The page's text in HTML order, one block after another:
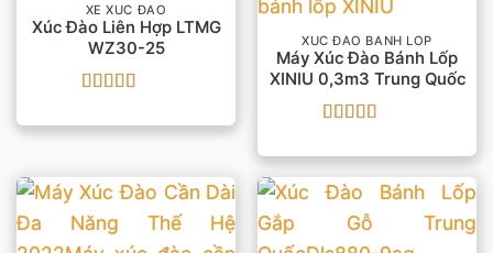
XE XÚC ĐÀO
Xúc Đào Liên Hợp LTMG
WZ30-25
hạng55 sao
XÚC ĐÀO BÁNH LỐP
Máy Xúc Đào Bánh Lốp
XINIU 0,3m3 Trung Quốc
hạng55 sao